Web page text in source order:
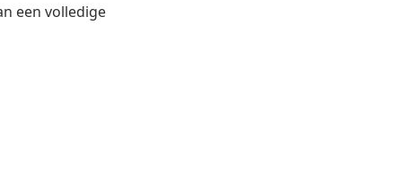
een volledige